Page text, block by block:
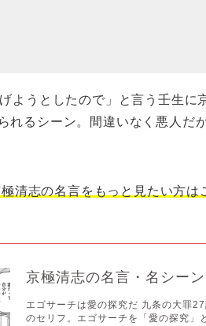
ようとしたので」と言う壬生に
れるシーン。間違いなく悪人だ
清志の名言をもっと見たい方は
京極清志の名言・名シー
エゴサーチは愛の探究だ 九条の大罪
のセリフ。エゴサーチを「愛の探究」